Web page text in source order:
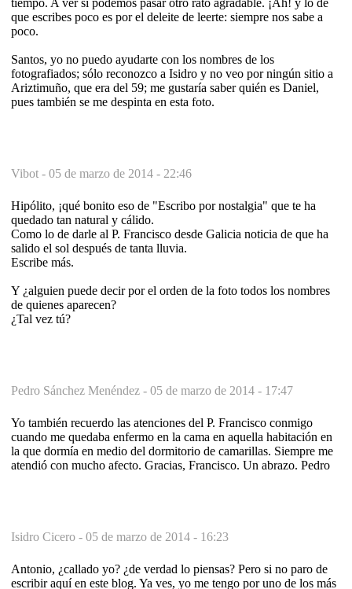
que escribes poco es por el deleite de leerte: siempre nos sabe a
poco.
Santos, yo no puedo ayudarte con los nombres de los
fotografiados; sólo reconozco a Isidro y no veo por ningún sitio a
Ariztimuño, que era del 59; me gustaría saber quién es Daniel,
pues también se me despinta en esta foto.
Vibot - 05 de marzo de 2014 - 22:46
Hipólito, ¡qué bonito eso de "Escribo por nostalgia" que te ha
quedado tan natural y cálido.
Como lo de darle al P. Francisco desde Galicia noticia de que ha
salido el sol después de tanta lluvia.
Escribe más.
Y ¿alguien puede decir por el orden de la foto todos los nombres
de quienes aparecen?
¿Tal vez tú?
Pedro Sánchez Menéndez - 05 de marzo de 2014 - 17:47
Yo también recuerdo las atenciones del P. Francisco conmigo
cuando me quedaba enfermo en la cama en aquella habitación en
la que dormía en medio del dormitorio de camarillas. Siempre me
atendió con mucho afecto. Gracias, Francisco. Un abrazo. Pedro
Isidro Cicero - 05 de marzo de 2014 - 16:23
Antonio, ¿callado yo? ¿de verdad lo piensas? Pero si no paro de
escribir aquí en este blog. Ya ves, yo me tengo por uno de los más